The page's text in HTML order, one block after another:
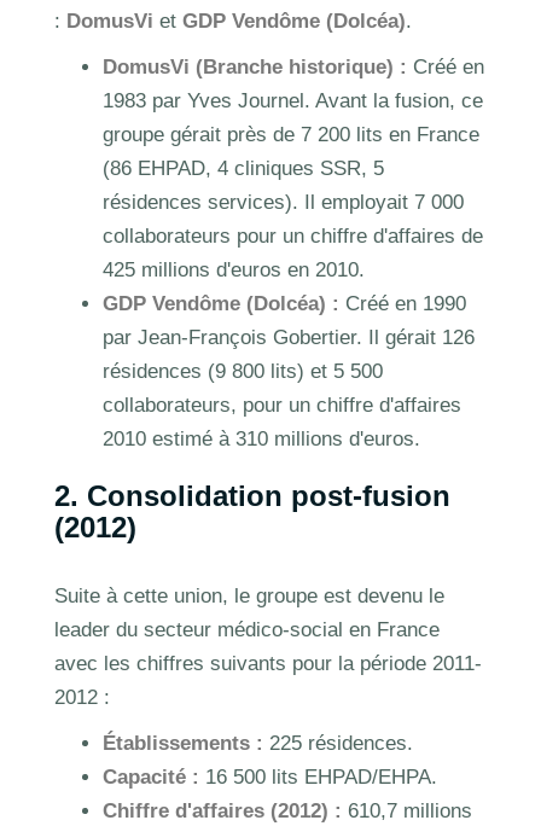
: DomusVi et GDP Vendôme (Dolcéa).
DomusVi (Branche historique) : Créé en
1983 par Yves Journel. Avant la fusion, ce
groupe gérait près de 7 200 lits en France
(86 EHPAD, 4 cliniques SSR, 5
résidences services). Il employait 7 000
collaborateurs pour un chiffre d'affaires de
425 millions d'euros en 2010.
GDP Vendôme (Dolcéa) : Créé en 1990
par Jean-François Gobertier. Il gérait 126
résidences (9 800 lits) et 5 500
collaborateurs, pour un chiffre d'affaires
2010 estimé à 310 millions d'euros.
2. Consolidation post-fusion
(2012)
Suite à cette union, le groupe est devenu le
leader du secteur médico-social en France
avec les chiffres suivants pour la période 2011-
2012 :
Établissements : 225 résidences.
Capacité : 16 500 lits EHPAD/EHPA.
Chiffre d'affaires (2012) : 610,7 millions